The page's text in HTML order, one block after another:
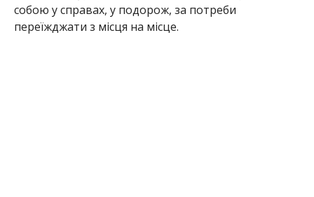
собою у справах, у подорож, за потреби
переїжджати з місця на місце.